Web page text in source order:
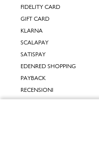
FIDELITY CARD
GIFT CARD
KLARNA
SCALAPAY
SATISPAY
EDENRED SHOPPING
PAYBACK
RECENSIONI
INPOST DAYS